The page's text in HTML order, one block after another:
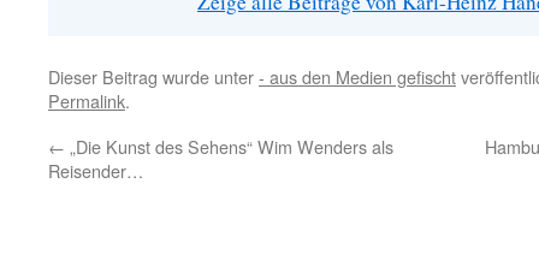
Dieser Beitrag wurde unter- aus den Medien gefischt
Permalink.
← „Die Kunst des Sehens“ Wim Wenders als
Reisender…